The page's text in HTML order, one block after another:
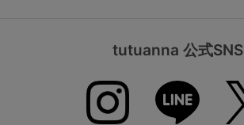
tutuanna 公式SNS